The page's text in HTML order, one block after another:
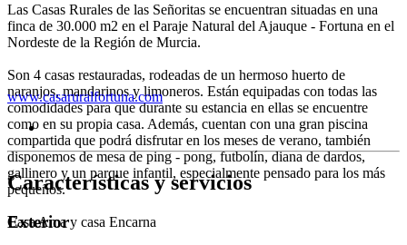
Las Casas Rurales de las Señoritas se encuentran situadas en una
finca de 30.000 m2 en el Paraje Natural del Ajauque - Fortuna en el
Nordeste de la Región de Murcia.
Son 4 casas restauradas, rodeadas de un hermoso huerto de
naranjos, mandarinos y limoneros. Están equipadas con todas las
comodidades para que durante su estancia en ellas se encuentre
como en su propia casa. Además, cuentan con una gran piscina
compartida que podrá disfrutar en los meses de verano, también
disponemos de mesa de ping - pong, futbolín, diana de dardos,
gallinero y un parque infantil, especialmente pensado para los más
pequeños.
Casa Ama y casa Encarna
www.casaruralfortuna.com
Características y servicios
Exterior